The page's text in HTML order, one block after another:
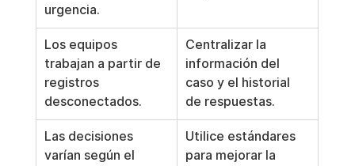
urgencia.
Los equipos
trabajan a partir de
registros
desconectados.
Centralizar la
información del
caso y el historial
de respuestas.
Las decisiones
varían según el
Utilice estándares
para mejorar la